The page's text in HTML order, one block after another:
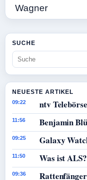
SUCHE
NEUESTE ARTIKEL
09:22 ntv
11:56 Benjamin
09:25 Galaxy
11:50 Was ist
09:36